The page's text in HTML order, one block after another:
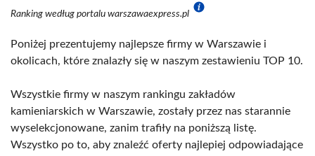
Ranking według portalu warszawaexpress.pl
Poniżej prezentujemy najlepsze firmy w Warszawie i
okolicach, które znalazły się w naszym zestawieniu TOP 10.
Wszystkie firmy w naszym rankingu zakładów
kamieniarskich w Warszawie, zostały przez nas starannie
wyselekcjonowane, zanim trafiły na poniższą listę.
Wszystko po to, aby znaleźć oferty najlepiej odpowiadające